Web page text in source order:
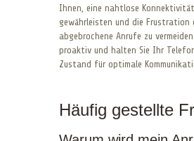
Ihnen, eine nahtlose
gewährleisten und die Frustration
abgebrochene Anrufe zu
proaktiv und halten Sie Ihr
Zustand für optimale
Häufig gestellte